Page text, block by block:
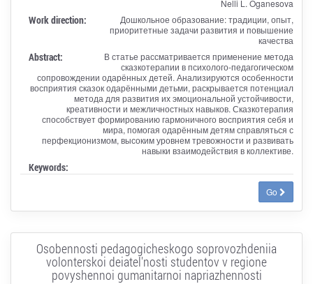
Nelli L. Oganesova
Work direction:
Дошкольное образование: традиции, опыт,
приоритетные задачи развития и повышение
качества
Abstract:
В статье рассматривается применение метода
сказкотерапии в психолого-педагогическом
сопровождении одарённых детей. Анализируются особенности
восприятия сказок одарёнными детьми, раскрывается потенциал
метода для развития их эмоциональной устойчивости,
креативности и межличностных навыков. Сказкотерапия
способствует формированию гармоничного восприятия себя и
мира, помогая одарённым детям справляться с
перфекционизмом, высоким уровнем тревожности и развивать
навыки взаимодействия в коллективе.
Keywords:
Go
Osobennosti pedagogicheskogo soprovozhdeniia
volonterskoi deiatel'nosti studentov v regione
povyshennoi gumanitarnoi napriazhennosti